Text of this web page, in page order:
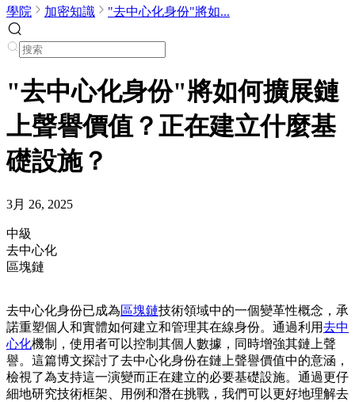
學院 加密知識 "去中心化身份"將如...
"去中心化身份"將如何擴展鏈
上聲譽價值？正在建立什麼基
礎設施？
3月 26, 2025
中級
去中心化
區塊鏈
去中心化身份已成為區塊鏈技術領域中的一個變革性概念，承
諾重塑個人和實體如何建立和管理其在線身份。通過利用去中
心化機制，使用者可以控制其個人數據，同時增強其鏈上聲
譽。這篇博文探討了去中心化身份在鏈上聲譽價值中的意涵，
檢視了為支持這一演變而正在建立的必要基礎設施。通過更仔
細地研究技術框架、用例和潛在挑戰，我們可以更好地理解去